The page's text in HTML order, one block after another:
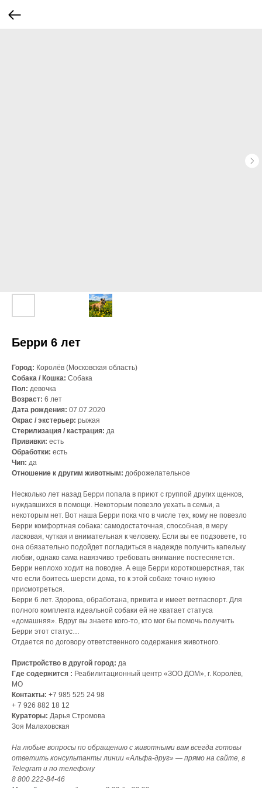
Берри 6 лет
Город: Королёв (Московская область)
Собака / Кошка: Собака
Пол: девочка
Возраст: 6 лет
Дата рождения: 07.07.2020
Окрас / экстерьер: рыжая
Стерилизация / кастрация: да
Прививки: есть
Обработки: есть
Чип: да
Отношение к другим животным: доброжелательное
Несколько лет назад Берри попала в приют с группой других щенков,
нуждавшихся в помощи. Некоторым повезло уехать в семьи, а
некоторым нет. Вот наша Берри пока что в числе тех, кому не повезло
Берри комфортная собака: самодостаточная, способная, в меру
ласковая, чуткая и внимательная к человеку. Если вы ее подзовете, то
она обязательно подойдет погладиться в надежде получить капельку
любви, однако сама навязчиво требовать внимание постесняется.
Берри неплохо ходит на поводке. А еще Берри короткошерстная, так
что если боитесь шерсти дома, то к этой собаке точно нужно
присмотреться.
Берри 6 лет. Здорова, обработана, привита и имеет ветпаспорт. Для
полного комплекта идеальной собаки ей не хватает статуса
«домашняя». Вдруг вы знаете кого-то, кто мог бы помочь получить
Берри этот статус…
Отдается по договору ответственного содержания животного.
Пристройство в другой город: да
Где содержится : Реабилитационный центр «ЗОО ДОМ», г. Королёв,
МО
Контакты: +7 985 525 24 98
+ 7 926 882 18 12
Кураторы: Дарья Стромова
Зоя Малаховская
На любые вопросы по обращению с животными вам всегда готовы
ответить консультанты линии «Альфа-друг» — прямо на сайте, в
Telegram и по телефону
8 800 222‑84‑46